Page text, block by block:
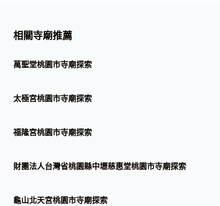
相關寺廟推薦
萬聖堂桃園市寺廟探索
太極宮桃園市寺廟探索
福隆宮桃園市寺廟探索
財團法人台灣省桃園縣中壢慈惠堂桃園市寺廟探索
龜山北天宮桃園市寺廟探索